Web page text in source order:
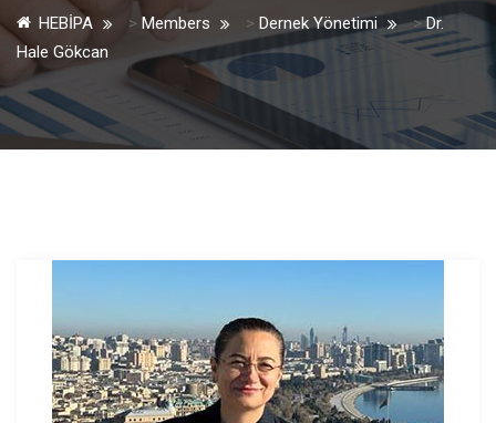
HEBİPA > Members > Dernek Yönetimi >Dr.
Hale Gökcan